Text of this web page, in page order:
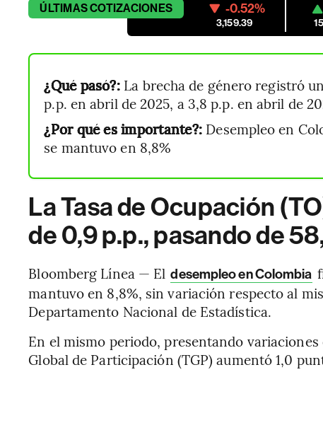
ÚLTIMASCOTIZACIONES -0.52%
3,159.39
¿Qué pasó?: La brecha de género registró
p.p. en abril de 2025, a 3,8 p.p. en abril de
¿Por qué es importante?: Desempleo en
se mantuvo en 8,8%
La Tasa de Ocupación
de 0,9 p.p., pasando de
Bloomberg Línea — El desempleo en Colombia
mantuvo en 8,8%, sin variación respecto al
Departamento Nacional de Estadística.
En el mismo periodo, presentando
Global de Participación (TGP) aumentó 1,0